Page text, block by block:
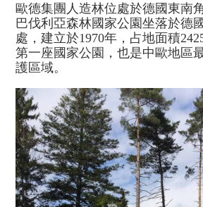
歐德集團人造林位處於德國東南
巴伐利亞森林國家公園坐落於德
處，建立於1970年，占地面積
第一座國家公園，也是中歐地區
護區域。